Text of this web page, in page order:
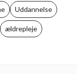
Uddannelse
ældrepleje